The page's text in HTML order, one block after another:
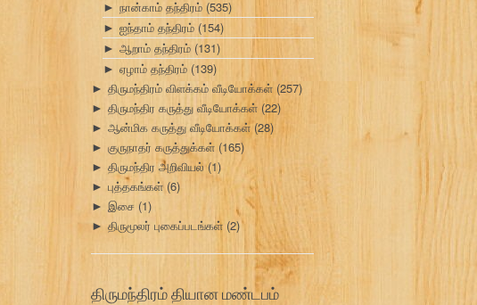
► நான்காம் தந்திரம் (535)
► ஐந்தாம் தந்திரம் (154)
► ஆறாம் தந்திரம் (131)
► ஏழாம் தந்திரம் (139)
► திருமந்திரம் விளக்கம் வீடியோக்கள் (257)
► திருமந்திர கருத்து வீடியோக்கள் (22)
► ஆன்மிக கருத்து வீடியோக்கள்(28)
► குருநாதர் கருத்துக்கள் (165)
► திருமந்திர அறிவியல்(1)
► புத்தகங்கள் (6)
► இசை (1)
► திருமூலர் புகைப்படங்கள் (2)
திருமந்திரம் தியான மண்டபம்